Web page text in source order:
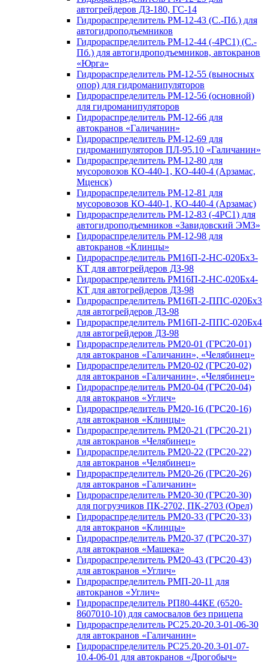
автогрейдеров ДЗ-180, ГС-14
Гидрораспределитель РМ-12-43 (С.-Пб.) для
автогидроподъемников
Гидрораспределитель РМ-12-44 (-4РС1) (С.-
Пб.) для автогидроподъемников, автокранов
«Юрга»
Гидрораспределитель РМ-12-55 (выносных
опор) для гидроманипуляторов
Гидрораспределитель РМ-12-56 (основной)
для гидроманипуляторов
Гидрораспределитель РМ-12-66 для
автокранов «Галичанин»
Гидрораспределитель РМ-12-69 для
гидроманипуляторов ПЛ-95.10 «Галичанин»
Гидрораспределитель РМ-12-80 для
мусоровозов КО-440-1, КО-440-4 (Арзамас,
Мценск)
Гидрораспределитель РМ-12-81 для
мусоровозов КО-440-1, КО-440-4 (Арзамас)
Гидрораспределитель РМ-12-83 (-4РС1) для
автогидроподъемников «Завидовский ЭМЗ»
Гидрораспределитель РМ-12-98 для
автокранов «Клинцы»
Гидрораспределитель РМ16П-2-НС-020Бх3-
КТ для автогрейдеров ДЗ-98
Гидрораспределитель РМ16П-2-НС-020Бх4-
КТ для автогрейдеров ДЗ-98
Гидрораспределитель РМ16П-2-ППС-020Бх3
для автогрейдеров ДЗ-98
Гидрораспределитель РМ16П-2-ППС-020Бх4
для автогрейдеров ДЗ-98
Гидрораспределитель РМ20-01 (ГРС20-01)
для автокранов «Галичанин», «Челябинец»
Гидрораспределитель РМ20-02 (ГРС20-02)
для автокранов «Галичанин», «Челябинец»
Гидрораспределитель РМ20-04 (ГРС20-04)
для автокранов «Углич»
Гидрораспределитель РМ20-16 (ГРС20-16)
для автокранов «Клинцы»
Гидрораспределитель РМ20-21 (ГРС20-21)
для автокранов «Челябинец»
Гидрораспределитель РМ20-22 (ГРС20-22)
для автокранов «Челябинец»
Гидрораспределитель РМ20-26 (ГРС20-26)
для автокранов «Галичанин»
Гидрораспределитель РМ20-30 (ГРС20-30)
для погрузчиков ПК-2702, ПК-2703 (Орел)
Гидрораспределитель РМ20-33 (ГРС20-33)
для автокранов «Клинцы»
Гидрораспределитель РМ20-37 (ГРС20-37)
для автокранов «Машека»
Гидрораспределитель РМ20-43 (ГРС20-43)
для автокранов «Углич»
Гидрораспределитель РМП-20-11 для
автокранов «Углич»
Гидрораспределитель РП80-44КЕ (6520-
8607010-10) для самосвалов без прицепа
Гидрораспределитель РС25.20-20.3-01-06-30
для автокранов «Галичанин»
Гидрораспределитель РС25.20-20.3-01-07-
10.4-06-01 для автокранов «Дрогобыч»